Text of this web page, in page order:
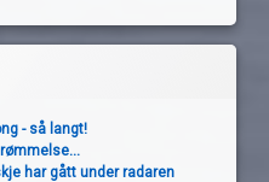
- så langt!
har gått under radaren